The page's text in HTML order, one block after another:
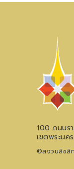
100 ถนนร
เขตพระนค
©สงวนลิขสิ